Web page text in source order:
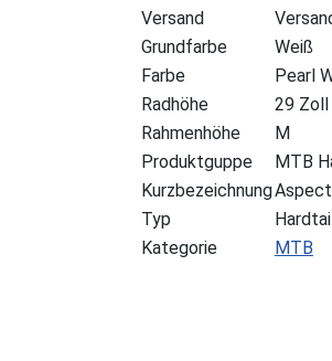
Versand
Grundfarbe
Weiß
Farbe
Pearl
Radhöhe
29 Zoll
Rahmenhöhe
M
Produktguppe
MTB
Kurzbezeichnung
Typ
Kategorie
MTB